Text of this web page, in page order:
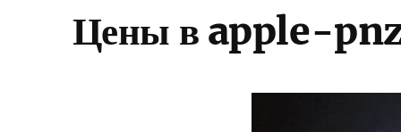
Цены в apple-